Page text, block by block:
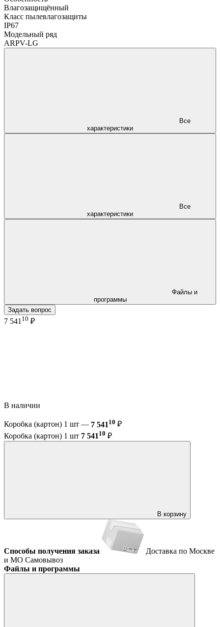
Влагозащищённый
Класс пылевлагозащиты
IP67
Модельный ряд
ARPV-LG
характеристики
характеристики
программы
Задать вопрос
7 541 10 ₽
В наличии
Коробка (картон) 1 шт — 7 541 10 ₽
Коробка (картон) 1 шт 7 541 10 ₽
В корзину
Способы получения заказа
Доставка по Москве
и МО Самовывоз
Файлы и программы